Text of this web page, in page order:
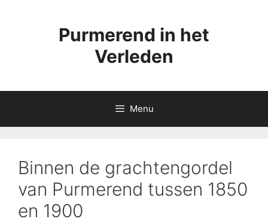
Purmerend in het
Verleden
Menu
Binnen de grachtengordel
van Purmerend tussen 1850
en 1900